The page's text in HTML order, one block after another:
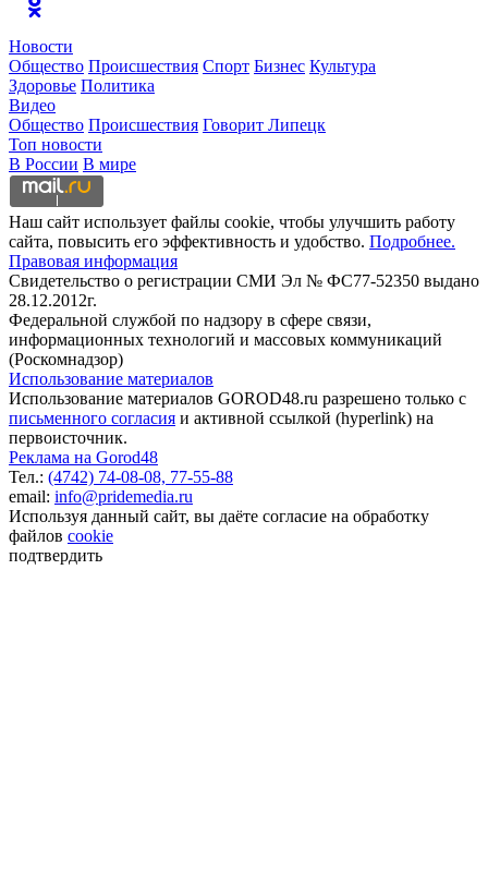
Новости
Общество Происшествия Спорт Бизнес Культура
Здоровье Политика
Видео
Общество Происшествия Говорит Липецк
Топ новости
В России В мире
Наш сайт использует файлы cookie, чтобы улучшить работу
сайта, повысить его эффективность и удобство. Подробнее.
Правовая информация
Свидетельство о регистрации СМИ Эл № ФС77-52350 выдано
28.12.2012г.
Федеральной службой по надзору в сфере связи,
информационных технологий и массовых коммуникаций
(Роскомнадзор)
Использование материалов
Использование материалов GOROD48.ru разрешено только с
письменного согласия и активной ссылкой (hyperlink) на
первоисточник.
Реклама на Gorod48
Тел.: (4742) 74-08-08, 77-55-88
email: info@pridemedia.ru
Используя данный сайт, вы даёте согласие на обработку
файлов cookie
подтвердить